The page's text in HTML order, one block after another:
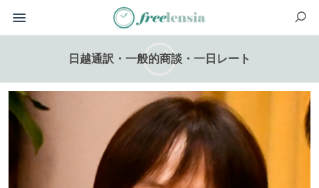
日越通訳・一般的商談・一日レート